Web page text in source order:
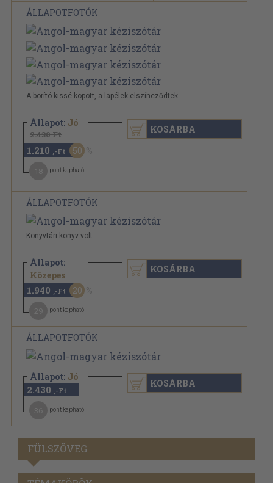
ÁLLAPOTFOTÓK
A borító kissé kopott, a lapélek elszíneződtek.
Állapot: Jó
2.430 Ft
1.210 ,-Ft 50
pont kapható
KOSÁRBA
ÁLLAPOTFOTÓK
Könyvtári könyv volt.
Állapot:
Közepes
2.430 Ft
1.940 ,-Ft 20
pont kapható
KOSÁRBA
ÁLLAPOTFOTÓK
Állapot: Jó
2.430 ,-Ft
pont kapható
KOSÁRBA
FÜLSZÖVEG